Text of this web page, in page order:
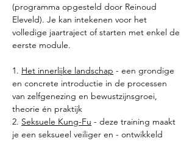
(programma opgesteld door Reinoud
Eleveld). Je kan intekenen voor het
volledige jaartraject of starten met enkel de
eerste module.
1. Het innerlijke landschap - een grondige
en concrete introductie in de processen
van zelfgenezing en bewustzijnsgroei,
theorie én praktijk
2. Seksuele Kung-Fu - deze training maakt
je een seksueel veiliger en - ontwikkeld